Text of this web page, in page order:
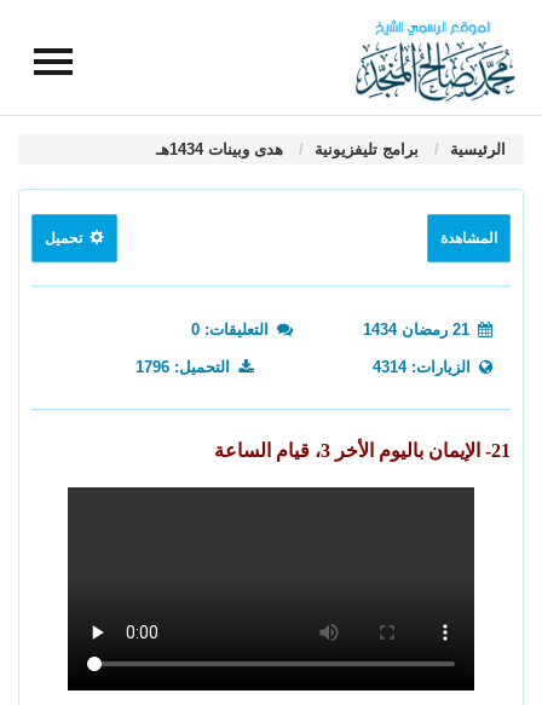
الرئيسية برامج تليفزيونية هدى وبينات 1434هـ
المشاهدة تحميل
التعليقات: 0
الزيارات: 4314 التحميل: 1796
21- الإيمان باليوم الأخر 3، قيام الساعة